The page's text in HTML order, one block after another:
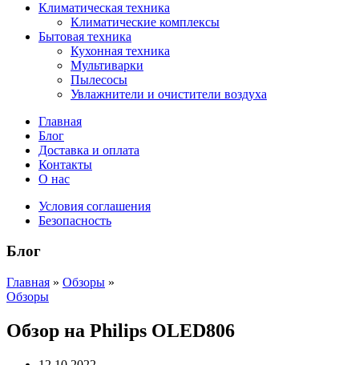
Климатическая техника
Климатические комплексы
Бытовая техника
Кухонная техника
Мультиварки
Пылесосы
Увлажнители и очистители воздуха
Главная
Блог
Доставка и оплата
Контакты
О нас
Условия соглашения
Безопасность
Блог
Главная » Обзоры »
Обзоры
Обзор на Philips OLED806